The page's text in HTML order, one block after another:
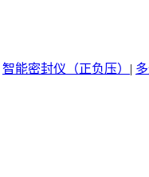
智能密封仪（正负压） |